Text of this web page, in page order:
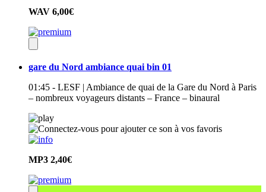
WAV 6,00€
gare du Nord ambiance quai bin 01
01:45 - LESF | Ambiance de quai de la Gare du Nord à Paris
– nombreux voyageurs distants – France – binaural
MP3 2,40€